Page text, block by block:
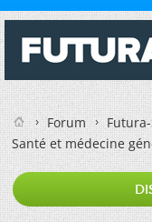
Forum
Santé et médecine